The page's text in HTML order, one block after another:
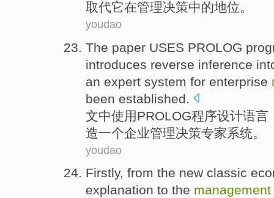
取代它在管理决策中的地位。
youdao
The paper USES PROLOG
introduces reverse inference
an expert system for enterprise
been established.
文中使用PROLOG程序设计语言
造一个企业管理决策专家系统 。
youdao
Firstly, from the new classic
explanation to the management